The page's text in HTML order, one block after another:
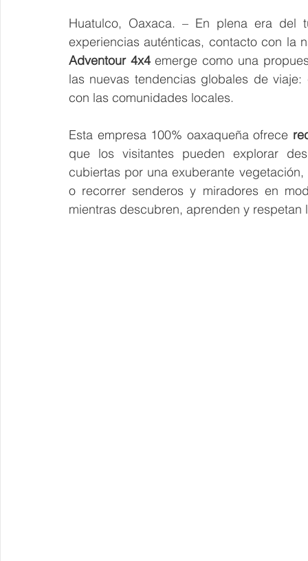
Huatulco, Oaxaca. – En plena era del
experiencias auténticas, contacto con la
Adventour 4x4 emerge como una
las nuevas tendencias globales de
con las comunidades locales.
Esta empresa 100% oaxaqueña ofrece
que los visitantes pueden explorar
cubiertas por una exuberante
o recorrer senderos y miradores en
mientras descubren, aprenden y